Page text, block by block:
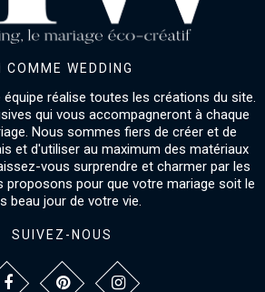
COMME WEDDING
réalise toutes les créations du site.
qui vous accompagneront à chaque
Nous sommes fiers de créer et de
et d'utiliser au maximum des matériaux
vous surprendre et charmer par les
proposons pour que votre mariage soit le
beau jour de votre vie.
SUIVEZ-NOUS